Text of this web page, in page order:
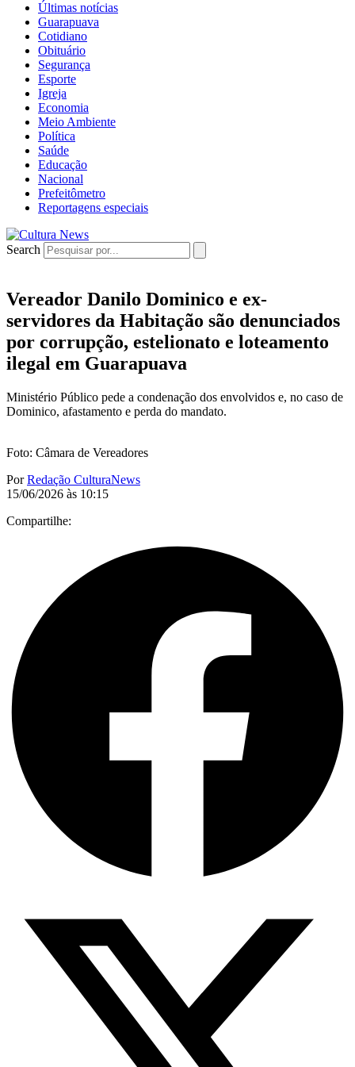
Últimas notícias
Guarapuava
Cotidiano
Obituário
Segurança
Esporte
Igreja
Economia
Meio Ambiente
Política
Saúde
Educação
Nacional
Prefeitômetro
Reportagens especiais
Search
Vereador Danilo Dominico e ex-
servidores da Habitação são denunciados
por corrupção, estelionato e loteamento
ilegal em Guarapuava
Ministério Público pede a condenação dos envolvidos e, no caso de
Dominico, afastamento e perda do mandato.
Foto: Câmara de Vereadores
PorRedação CulturaNews
15/06/2026 às 10:15
Compartilhe: